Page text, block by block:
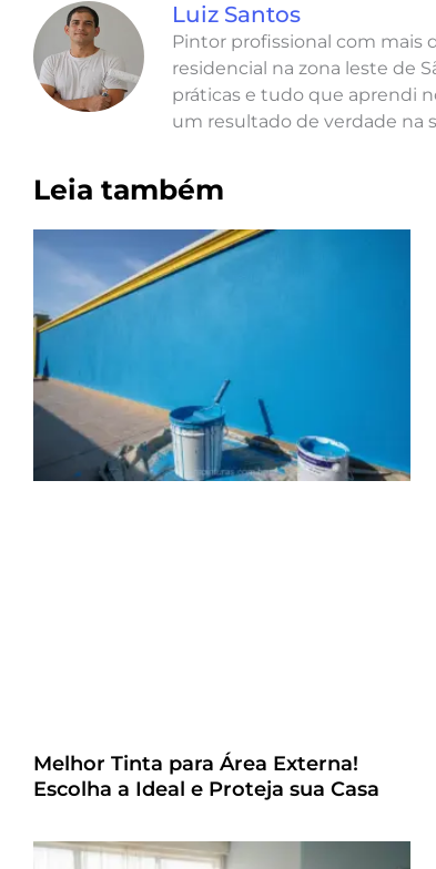
Luiz Santos
Pintor profissional com mais
residencial na zona leste de
práticas e tudo que aprendi
um resultado de verdade na
Leia também
Melhor Tinta para Área Externa!
Escolha a Ideal e Proteja sua Casa